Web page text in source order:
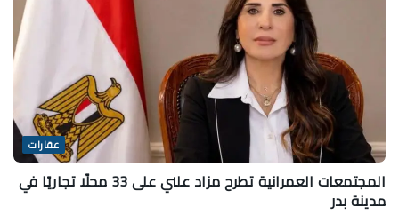
عقارات
المجتمعات العمرانية تطرح مزاد علني على 33 محلًا تجاريًا في
مدينة بدر